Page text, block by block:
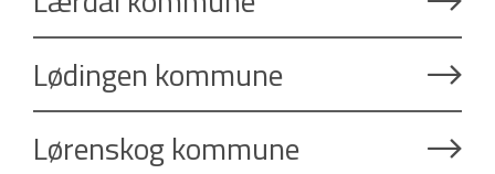
Lødingen kommune
Lørenskog kommune